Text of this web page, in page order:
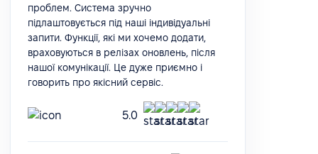
проблем. Система зручно
підлаштовується під наші індивідуальні
запити. Функції, які ми хочемо додати,
враховуються в релізах оновлень, після
нашої комунікації. Це дуже приємно і
говорить про якісний сервіс.
5.0